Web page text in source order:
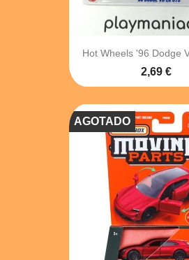
Hot Wheels '96 Dodge
2,69 €
AGOTADO